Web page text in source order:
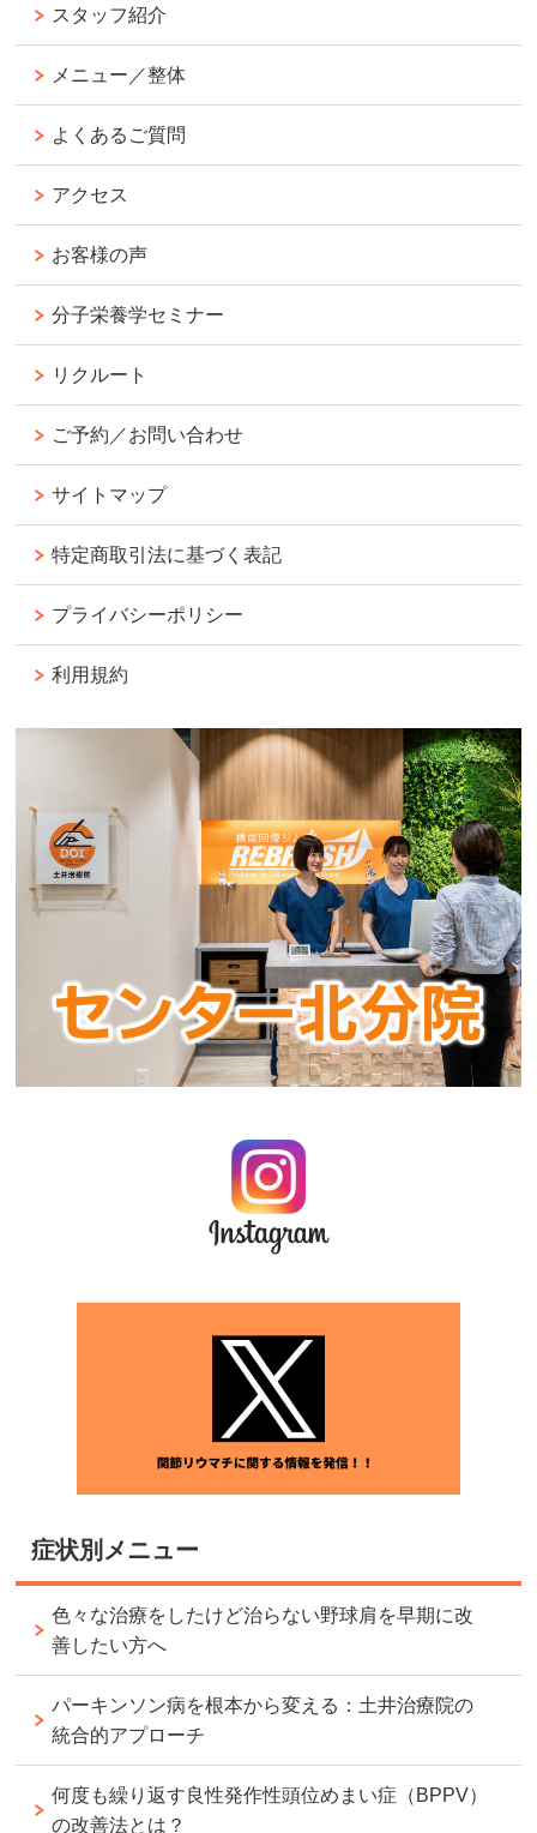
スタッフ紹介
メニュー／整体
よくあるご質問
アクセス
お客様の声
分子栄養学セミナー
リクルート
ご予約／お問い合わせ
サイトマップ
特定商取引法に基づく表記
プライバシーポリシー
利用規約
症状別メニュー
色々な治療をしたけど治らない野球肩を早期に改
善したい方へ
パーキンソン病を根本から変える：土井治療院の
統合的アプローチ
何度も繰り返す良性発作性頭位めまい症（BPPV）
の改善法とは？